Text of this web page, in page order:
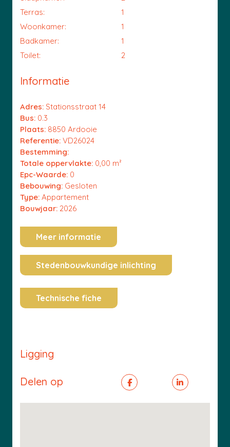
Terras:
1
Woonkamer:
1
Badkamer:
1
Toilet:
2
Informatie
Adres: Stationsstraat 14
Bus: 0.3
Plaats: 8850 Ardooie
Referentie: VD26024
Bestemming:
Totale oppervlakte: 0,00 m²
Epc-Waarde: 0
Bebouwing: Gesloten
Type: Appartement
Bouwjaar: 2026
Meer informatie
Stedenbouwkundige inlichting
Technische fiche
Ligging
Delen op